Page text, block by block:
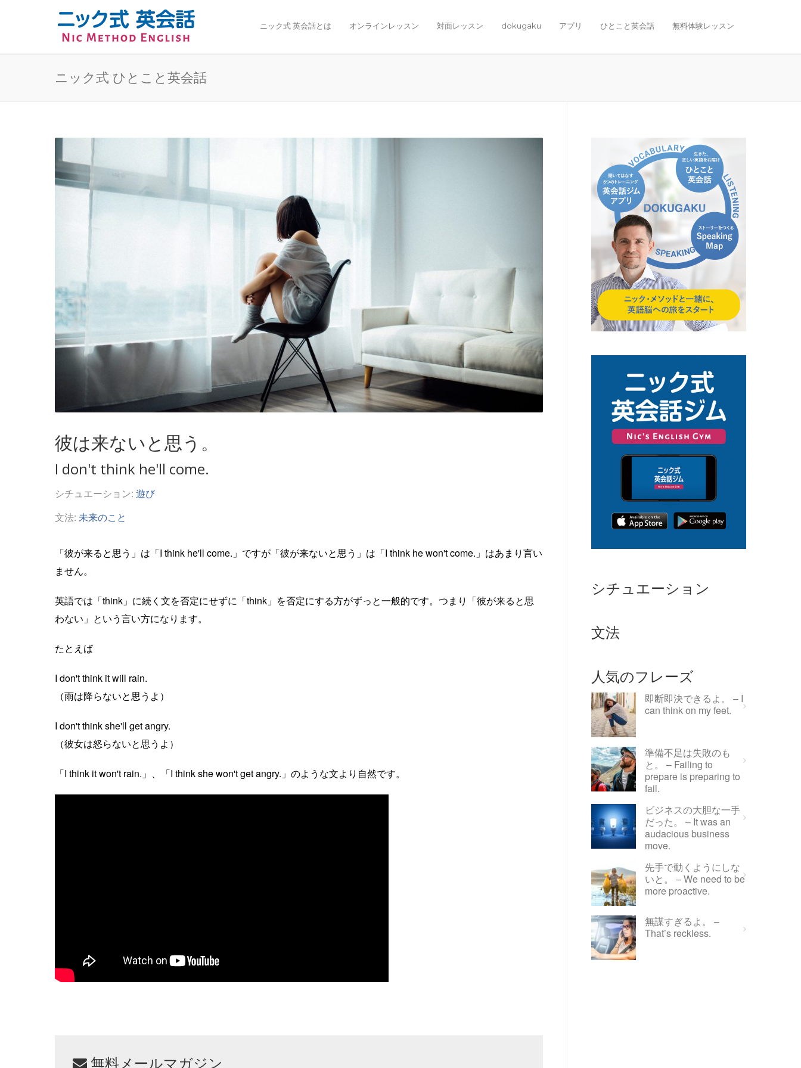
ニック式 英会話とは オンラインレッスン 対面レッスン dokugaku アプリ ひとこと英会話 無料体験レッスン
ニック式 ひとこと英会話
彼は来ないと思う。
I don't think he'll come.
シチュエーション: 遊び
文法: 未来のこと
「彼が来ると思う」は「I think he'll come.」ですが「彼が来ないと思う」は「I think he won't come.」はあまり言い
ません。
英語では「think」に続く文を否定にせずに「think」を否定にする方がずっと一般的です。つまり「彼が来ると思
わない」という言い方になります。
たとえば
I don't think it will rain.
（雨は降らないと思うよ）
I don't think she'll get angry.
（彼女は怒らないと思うよ）
「I think it won't rain.」、「I think she won't get angry.」のような文より自然です。
無料メールマガジン
シチュエーション
文法
人気のフレーズ
即断即決できるよ。 – I
can think on my feet.
準備不足は失敗のも
と。 – Failing to
prepare is preparing to
fail.
ビジネスの大胆な一手
だった。 – It was an
audacious business
move.
先手で動くようにしな
いと。 – We need to be
more proactive.
無謀すぎるよ。 –
That’s reckless.